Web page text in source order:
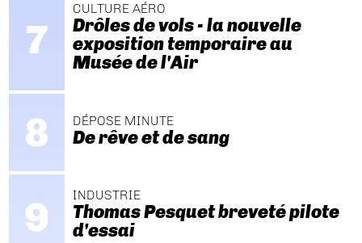
CULTURE AÉRO
Drôles de vols - la nouvelle
exposition temporaire au
Musée de l'Air
DÉPOSE MINUTE
De rêve et de sang
INDUSTRIE
Thomas Pesquet breveté pilote
d'essai